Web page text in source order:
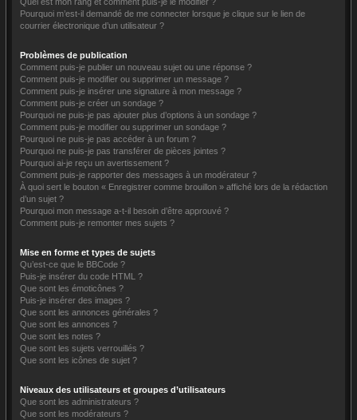
Pourquoi m’est-il demandé de me connecter lorsque je clique sur le lien de
courrier électronique d’un utilisateur ?
Problèmes de publication
Comment puis-je publier un nouveau sujet ou une réponse ?
Comment puis-je modifier ou supprimer un message ?
Comment puis-je insérer une signature à mon message ?
Comment puis-je créer un sondage ?
Pourquoi ne puis-je pas ajouter plus d’options à un sondage ?
Comment puis-je modifier ou supprimer un sondage ?
Pourquoi ne puis-je pas accéder à un forum ?
Pourquoi ne puis-je pas transférer de pièces jointes ?
Pourquoi ai-je reçu un avertissement ?
Comment puis-je rapporter des messages à un modérateur ?
À quoi sert le bouton « Enregistrer comme brouillon » affiché lors de la rédaction
d’un sujet ?
Pourquoi mon message a-t-il besoin d’être approuvé ?
Comment puis-je remonter mes sujets ?
Mise en forme et types de sujets
Qu’est-ce que le BBCode ?
Puis-je insérer du code HTML ?
Que sont les émoticônes ?
Puis-je insérer des images ?
Que sont les annonces générales ?
Que sont les annonces ?
Que sont les notes ?
Que sont les sujets verrouillés ?
Que sont les icônes de sujet ?
Niveaux des utilisateurs et groupes d’utilisateurs
Que sont les administrateurs ?
Que sont les modérateurs ?